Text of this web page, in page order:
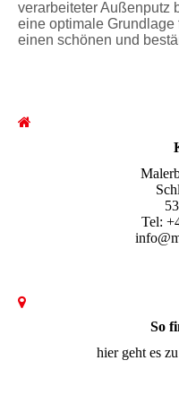
verarbeiteter Außenputz
eine optimale Grundlage
einen schönen und
Tel:
So
hier geht es